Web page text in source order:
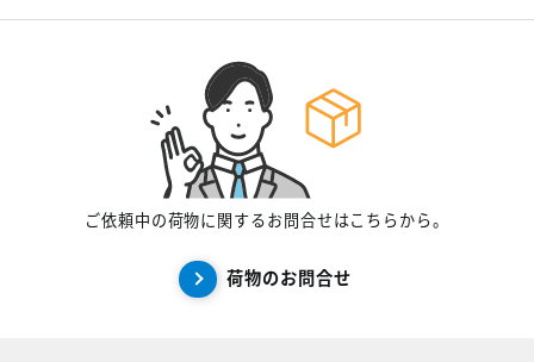
ご依頼中の荷物に関するお問合せはこちらから。
荷物のお問合せ